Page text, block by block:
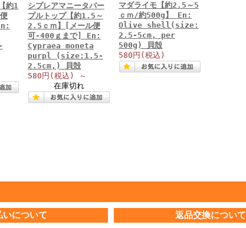
約1
シプレアマニータパー
プルトップ【約1.5～
2.5ｃｍ】[メール便
可-400ｇまで] En:
Cypraea moneta
purpl (size:1.5-
2.5cm,) 貝殻
580円 (税込)
～
在庫切れ
マダライモ【約2.5～5
ｃｍ/約500g】 En:
Olive shell(size:
2.5-5cm, per
500g) 貝殻
580円 (税込)
いについて 返品交換について